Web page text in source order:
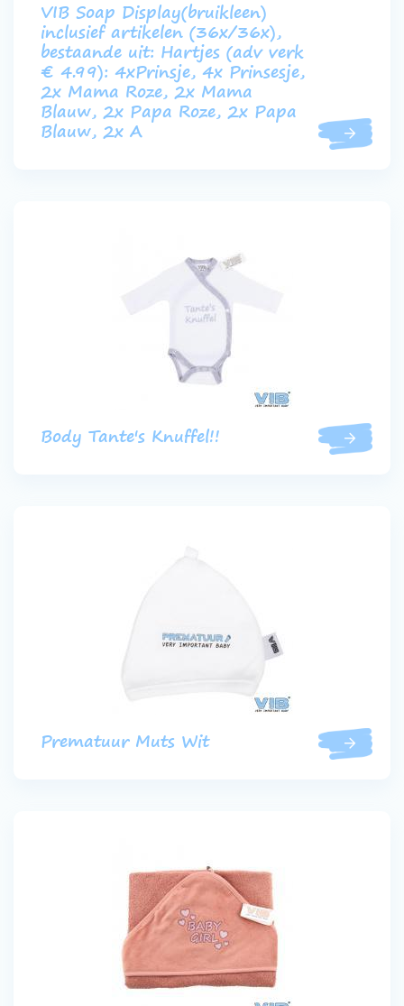
VIB Soap Display(bruikleen)
inclusief artikelen (36x/36x),
bestaande uit: Hartjes (adv verk
€ 4.99): 4xPrinsje, 4x Prinsesje,
2x Mama Roze, 2x Mama
Blauw, 2x Papa Roze, 2x Papa
Blauw, 2x A
Body Tante's Knuffel!!
Prematuur Muts Wit